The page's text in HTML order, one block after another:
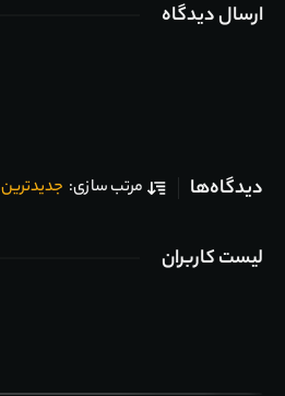
ارسال دیدگاه
دیدگاه‌ها مرتب سازی: جدیدترین
لیست کاربران